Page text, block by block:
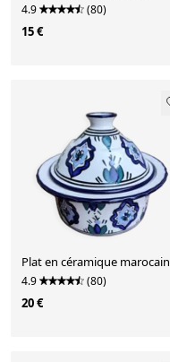
4.9 (80)
15 €
Plat en céramique marocain
4.9 (80)
20 €